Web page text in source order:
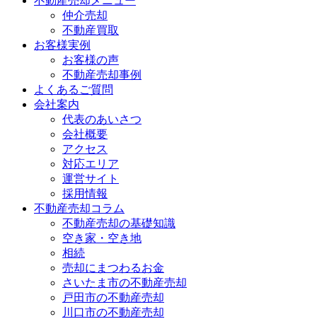
仲介売却
不動産買取
お客様実例
お客様の声
不動産売却事例
よくあるご質問
会社案内
代表のあいさつ
会社概要
アクセス
対応エリア
運営サイト
採用情報
不動産売却コラム
不動産売却の基礎知識
空き家・空き地
相続
売却にまつわるお金
さいたま市の不動産売却
戸田市の不動産売却
川口市の不動産売却